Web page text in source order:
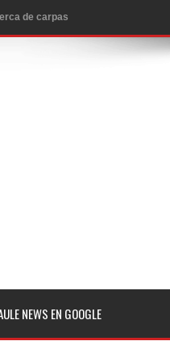
y otros
NEWS EN GOOGLE